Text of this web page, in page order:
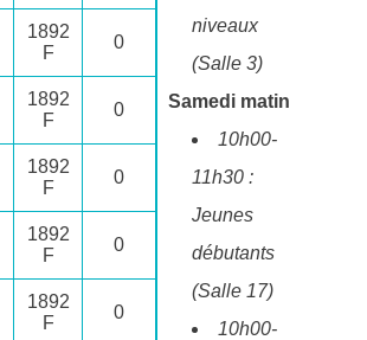
1892
F
0
1892
F
0
1892
F
0
1892
F
0
1892
F
0
niveaux
(Salle 3)
Samedi matin
10h00-
11h30 :
Jeunes
débutants
(Salle 17)
10h00-